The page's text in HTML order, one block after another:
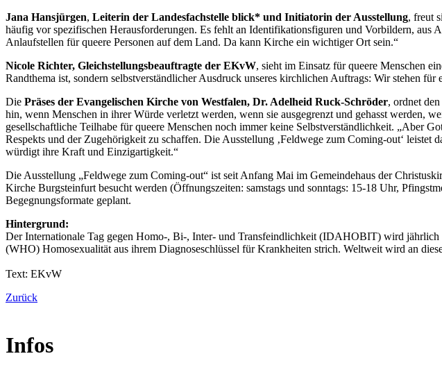
Jana Hansjürgen, Leiterin der Landesfachstelle blick* und Initiatorin der Ausstellung, freut
häufig vor spezifischen Herausforderungen. Es fehlt an Identifikationsfiguren und Vorbildern, aus
Anlaufstellen für queere Personen auf dem Land. Da kann Kirche ein wichtiger Ort sein.“
Nicole Richter, Gleichstellungsbeauftragte der EKvW, sieht im Einsatz für queere Menschen
Randthema ist, sondern selbstverständlicher Ausdruck unseres kirchlichen Auftrags: Wir stehen
Die Präses der Evangelischen Kirche von Westfalen, Dr. Adelheid Ruck-Schröder, ordnet
hin, wenn Menschen in ihrer Würde verletzt werden, wenn sie ausgegrenzt und gehasst werden,
gesellschaftliche Teilhabe für queere Menschen noch immer keine Selbstverständlichkeit. „Aber
Respekts und der Zugehörigkeit zu schaffen. Die Ausstellung ‚Feldwege zum Coming-out‘
würdigt ihre Kraft und Einzigartigkeit.“
Die Ausstellung „Feldwege zum Coming-out“ ist seit Anfang Mai im Gemeindehaus der
Kirche Burgsteinfurt besucht werden (Öffnungszeiten: samstags und sonntags: 15-18 Uhr,
Begegnungsformate geplant.
Hintergrund:
Der Internationale Tag gegen Homo-, Bi-, Inter- und Transfeindlichkeit (IDAHOBIT) wird jährlich
(WHO) Homosexualität aus ihrem Diagnoseschlüssel für Krankheiten strich. Weltweit wird an
Text: EKvW
Zurück
Infos